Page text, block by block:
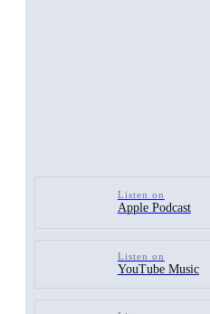
Listen on
Apple Podcast
Listen on
YouTube Music